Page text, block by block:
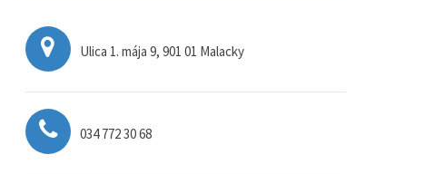
Ulica 1. mája 9, 901 01 Malacky
034 772 30 68